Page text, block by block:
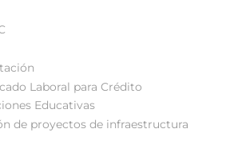
Laboral para Crédito
Educativas
de proyectos de infraestructura